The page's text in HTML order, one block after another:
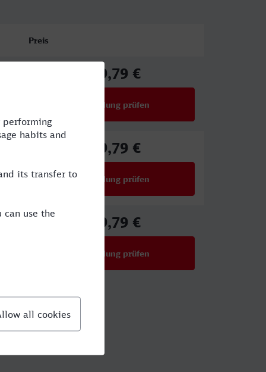
Preis
39,79 €
Verbindung prüfen
39,79 €
Verbindung prüfen
39,79 €
Verbindung prüfen